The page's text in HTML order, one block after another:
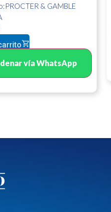
& GAMBLE
vía WhatsApp